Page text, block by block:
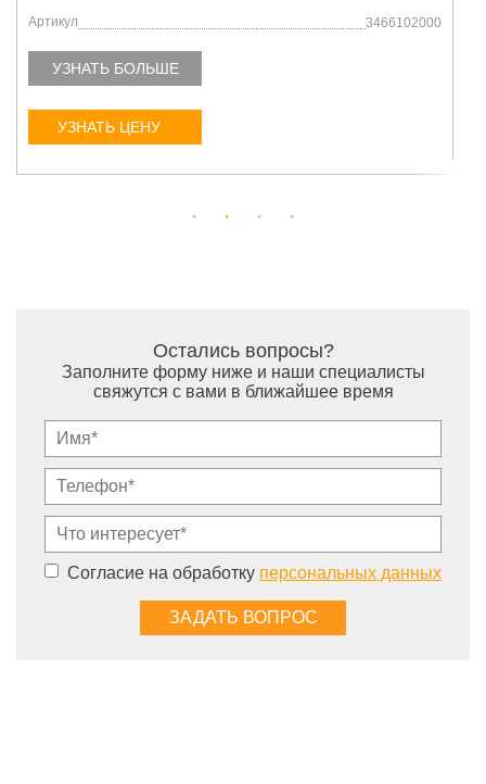
Артикул 3441702012
УЗНАТЬ БОЛЬШЕ
УЗНАТЬ ЦЕНУ
Остались вопросы?
Заполните форму ниже и наши специалисты
свяжутся с вами в ближайшее время
Согласие на обработку персональных данных